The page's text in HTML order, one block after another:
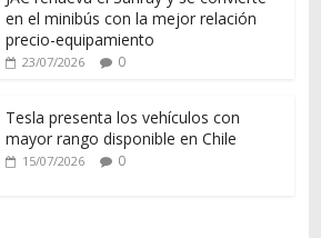
en el minibús con la mejor relación
precio-equipamiento
23/07/2026 0
Tesla presenta los vehículos con
mayor rango disponible en Chile
15/07/2026 0